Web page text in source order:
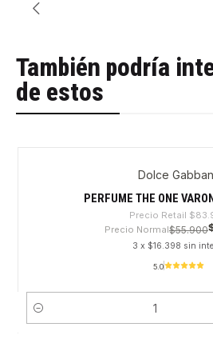
También podría
de estos
Dolce
PERFUME THE ONE
Precio Retail
Precio Normal$55.900
3 x $16.398 sin
5.0
Cantidad